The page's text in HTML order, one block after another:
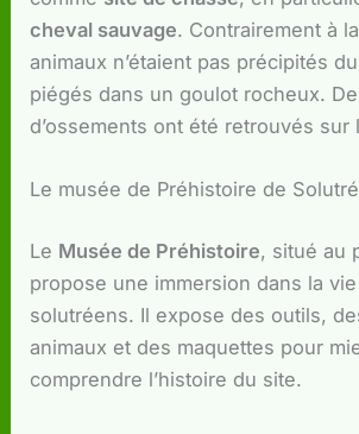
cheval sauvage. Contrairement à
animaux n’étaient pas précipités
piégés dans un goulot rocheux.
d’ossements ont été retrouvés sur
Le musée de Préhistoire de Solutré
Le Musée de Préhistoire, situé au
propose une immersion dans la
solutréens. Il expose des outils,
animaux et des maquettes pour
comprendre l’histoire du site.